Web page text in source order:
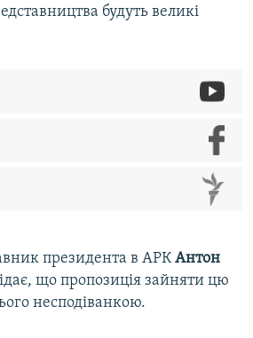
будуть великі
президента в АРКАнтон
що пропозиція зайняти цю
несподіванкою.